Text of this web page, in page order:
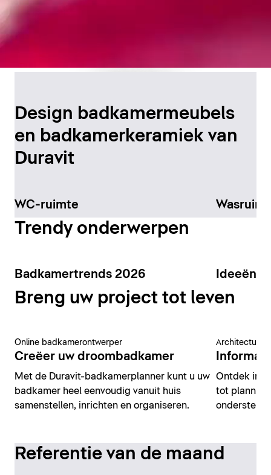
badkamerontwerp
Ontdek het nu
Design badkamermeubels
en badkamerkeramiek van
Duravit
WC-ruimte
Trendy onderwerpen
Badkamertrends 2026 Ideeën
Breng uw project tot leven
Online badkamerontwerper
Creëer uw droombadkamer
Met de Duravit-badkamerplanner kunt u uw
badkamer heel eenvoudig vanuit huis
samenstellen, inrichten en organiseren.
Architectuur
Ontdek
tot
Referentie van de maand